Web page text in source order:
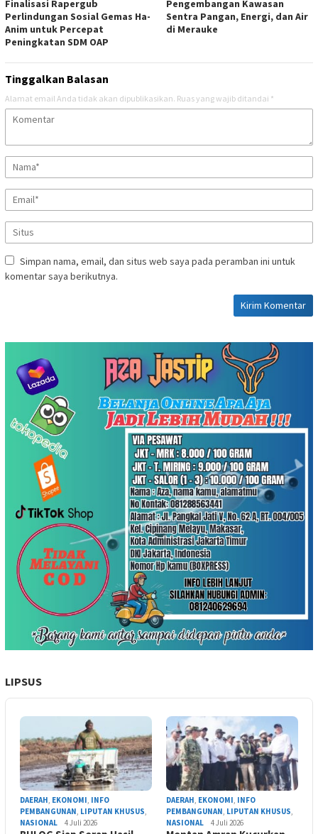
Finalisasi Rapergub
Perlindungan Sosial Gemas Ha-
Anim untuk Percepat
Peningkatan SDM OAP
Pengembangan Kawasan
Sentra Pangan, Energi, dan Air
di Merauke
Tinggalkan Balasan
Alamat email Anda tidak akan dipublikasikan. Ruas yang wajib ditandai *
Simpan nama, email, dan situs web saya pada peramban ini untuk
komentar saya berikutnya.
LIPSUS
DAERAH EKONOMI INFO
PEMBANGUNAN LIPUTAN KHUSUS
NASIONAL
4 Juli 2026
DAERAH EKONOMI INFO
PEMBANGUNAN LIPUTAN KHUSUS
NASIONAL
4 Juli 2026